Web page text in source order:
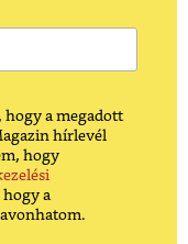
a megadott
hírlevél
hogy
hogy a